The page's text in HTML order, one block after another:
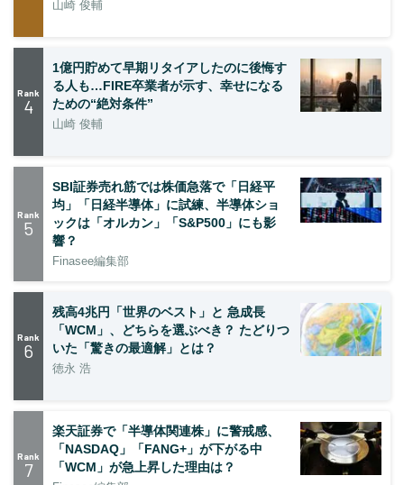
山崎 俊輔
Rank
4
1億円貯めて早期リタイアしたのに後悔す
る人も…FIRE卒業者が示す、幸せになる
ための“絶対条件”
山崎 俊輔
Rank
5
SBI証券売れ筋では株価急落で「日経平
均」「日経半導体」に試練、半導体ショ
ックは「オルカン」「S&P500」にも影
響？
Finasee編集部
Rank
6
残高4兆円「世界のベスト」と 急成長
「WCM」、どちらを選ぶべき？ たどりつ
いた「驚きの最適解」とは？
徳永 浩
Rank
7
楽天証券で「半導体関連株」に警戒感、
「NASDAQ」「FANG+」が下がる中
「WCM」が急上昇した理由は？